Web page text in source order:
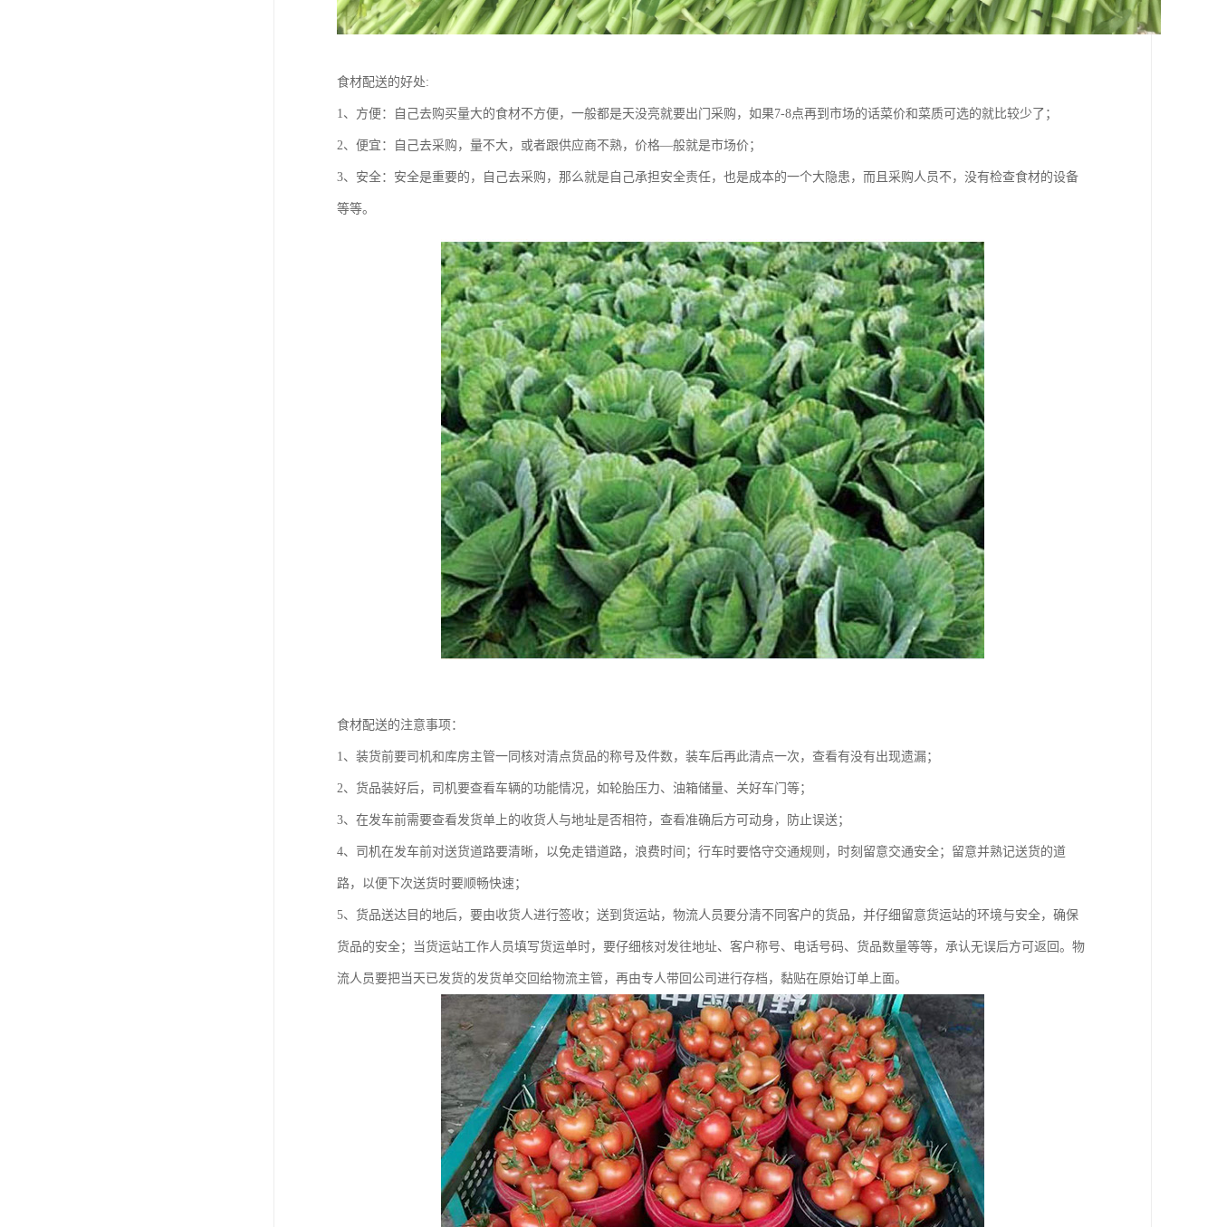
食材配送的好处:
1、方便：自己去购买量大的食材不方便，一般都是天没亮就要出门采购，如果7-8点再到市场的话菜价和菜质可选的就比较少了；
2、便宜：自己去采购，量不大，或者跟供应商不熟，价格—般就是市场价；
3、安全：安全是重要的，自己去采购，那么就是自己承担安全责任，也是成本的一个大隐患，而且采购人员不，没有检查食材的设备
等等。
食材配送的注意事项：
1、装货前要司机和库房主管一同核对清点货品的称号及件数，装车后再此清点一次，查看有没有出现遗漏；
2、货品装好后，司机要查看车辆的功能情况，如轮胎压力、油箱储量、关好车门等；
3、在发车前需要查看发货单上的收货人与地址是否相符，查看准确后方可动身，防止误送；
4、司机在发车前对送货道路要清晰，以免走错道路，浪费时间；行车时要恪守交通规则，时刻留意交通安全；留意并熟记送货的道
路，以便下次送货时要顺畅快速；
5、货品送达目的地后，要由收货人进行签收；送到货运站，物流人员要分清不同客户的货品，并仔细留意货运站的环境与安全，确保
货品的安全；当货运站工作人员填写货运单时，要仔细核对发往地址、客户称号、电话号码、货品数量等等，承认无误后方可返回。物
流人员要把当天已发货的发货单交回给物流主管，再由专人带回公司进行存档，黏贴在原始订单上面。